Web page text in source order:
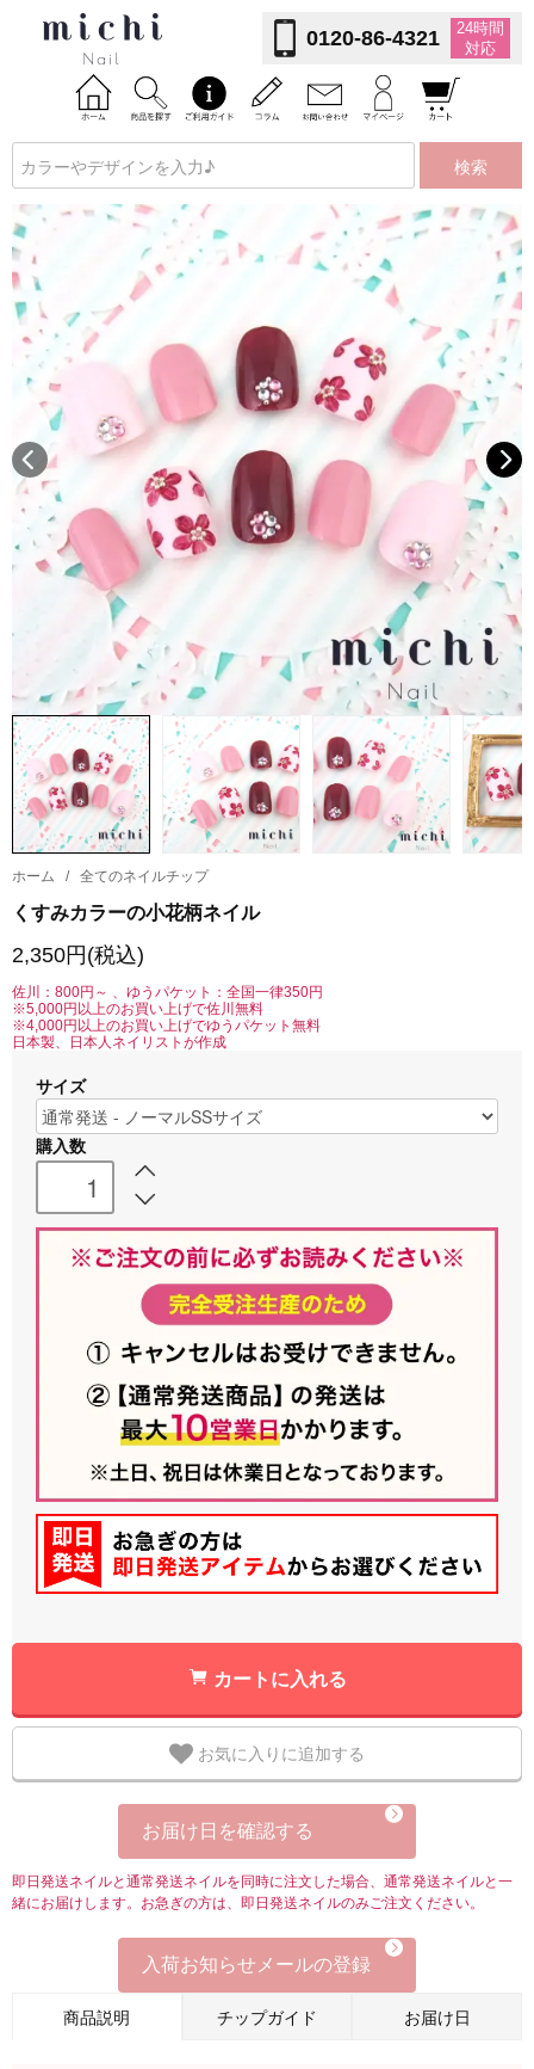
0120-86-4321
24時間
対応
検索
ホーム / 全てのネイルチップ
くすみカラーの小花柄ネイル
2,350円(税込)
佐川：800円～ 、ゆうパケット：全国一律350円
※5,000円以上のお買い上げで佐川無料
※4,000円以上のお買い上げでゆうパケット無料
日本製、日本人ネイリストが作成
サイズ
購入数
カートに入れる
お気に入りに追加する
お届け日を確認する
即日発送ネイルと通常発送ネイルを同時に注文した場合、通常発送ネイルと一
緒にお届けします。お急ぎの方は、即日発送ネイルのみご注文ください。
入荷お知らせメールの登録
商品説明 チップガイド お届け日